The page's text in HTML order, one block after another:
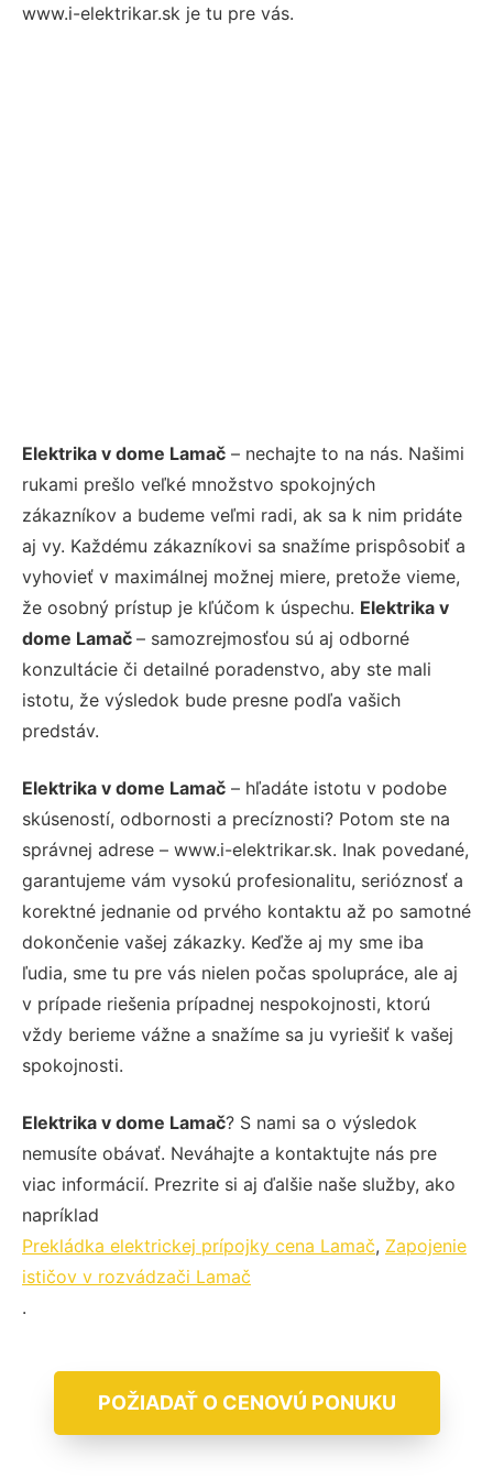
www.i-elektrikar.sk je tu pre vás.
Elektrika v dome Lamač – nechajte to na nás. Našimi
rukami prešlo veľké množstvo spokojných
zákazníkov a budeme veľmi radi, ak sa k nim pridáte
aj vy. Každému zákazníkovi sa snažíme prispôsobiť a
vyhovieť v maximálnej možnej miere, pretože vieme,
že osobný prístup je kľúčom k úspechu. Elektrika v
dome Lamač – samozrejmosťou sú aj odborné
konzultácie či detailné poradenstvo, aby ste mali
istotu, že výsledok bude presne podľa vašich
predstáv.
Elektrika v dome Lamač – hľadáte istotu v podobe
skúseností, odbornosti a precíznosti? Potom ste na
správnej adrese – www.i-elektrikar.sk. Inak povedané,
garantujeme vám vysokú profesionalitu, serióznosť a
korektné jednanie od prvého kontaktu až po samotné
dokončenie vašej zákazky. Keďže aj my sme iba
ľudia, sme tu pre vás nielen počas spolupráce, ale aj
v prípade riešenia prípadnej nespokojnosti, ktorú
vždy berieme vážne a snažíme sa ju vyriešiť k vašej
spokojnosti.
Elektrika v dome Lamač? S nami sa o výsledok
nemusíte obávať. Neváhajte a kontaktujte nás pre
viac informácií. Prezrite si aj ďalšie naše služby, ako
napríklad
Prekládka elektrickej prípojky cena Lamač, Zapojenie
ističov v rozvádzači Lamač
.
POŽIADAŤ O CENOVÚ PONUKU